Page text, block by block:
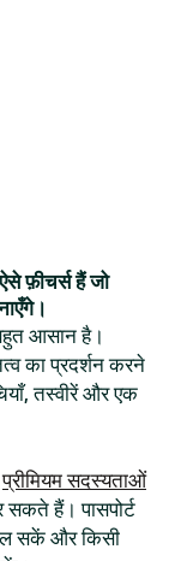
फ़ीचर्स हैं जो
आसान है।
का प्रदर्शन करने
तस्वीरें और एक
प्रीमियम सदस्यताओं
हैं। पासपोर्ट
सकें और किसी